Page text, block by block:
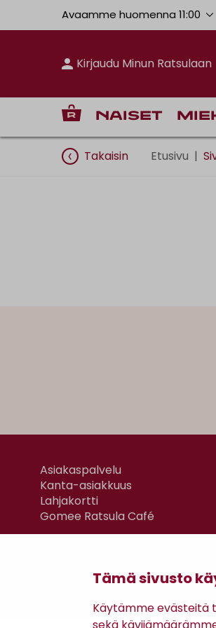
Tämä sivusto
Käytämme evästeitä
Avaamme huomenna 11:00
Kirjaudu Minun Ratsulaan
Naiset
Takaisin Etusivu |
Asiakaspalvelu
Kanta-asiakkuus
Lahjakortti
Gomee Ratsula Café